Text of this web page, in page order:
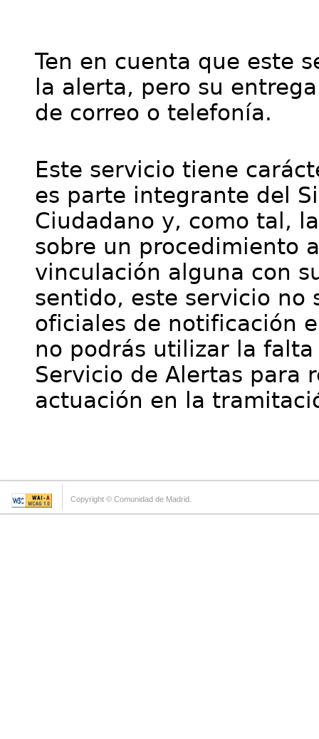
Ten en cuenta que este
la alerta, pero su
de correo o telefonía.
Este servicio tiene
es parte integrante del
Ciudadano y, como tal,
sobre un procedimiento
vinculación alguna con
sentido, este servicio no
oficiales de notificación
no podrás utilizar la
Servicio de Alertas para
actuación en la
Copyright © Comunidad de Madrid.